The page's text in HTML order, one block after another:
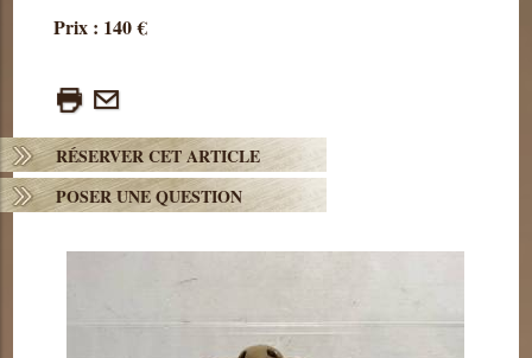
Prix : 140 €
RÉSERVER CET ARTICLE
POSER UNE QUESTION